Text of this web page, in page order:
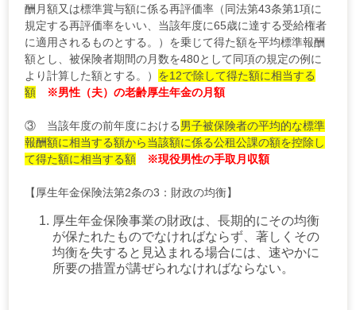
酬月額又は標準賞与額に係る再評価率（同法第43条第1項に
規定する再評価率をいい、当該年度に65歳に達する受給権者
に適用されるものとする。）を乗じて得た額を平均標準報酬
額とし、被保険者期間の月数を480として同項の規定の例に
より計算した額とする。） を12で除して得た額に相当する
額
※男性（夫）の老齢厚生年金の月額
③ 当該年度の前年度における男子被保険者の平均的な標準
報酬額に相当する額から当該額に係る公租公課の額を控除し
て得た額に相当する額
※現役男性の手取月収額
【厚生年金保険法第2条の3：財政の均衡】
厚生年金保険事業の財政は、長期的にその均衡
が保たれたものでなければならず、著しくその
均衡を失すると見込まれる場合には、速やかに
所要の措置が講ぜられなければならない。